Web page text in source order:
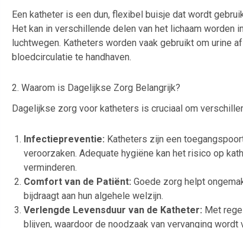
Een katheter is een dun, flexibel buisje dat wordt
Het kan in verschillende delen van het lichaam worden
luchtwegen. Katheters worden vaak gebruikt om urine
bloedcirculatie te handhaven.
2. Waarom is Dagelijkse Zorg Belangrijk?
Dagelijkse zorg voor katheters is cruciaal om
Infectiepreventie: Katheters zijn een
veroorzaken. Adequate hygiëne kan het risico op
verminderen.
Comfort van de Patiënt: Goede zorg helpt
bijdraagt aan hun algehele welzijn.
Verlengde Levensduur van de Katheter: Met
blijven, waardoor de noodzaak van vervanging wordt